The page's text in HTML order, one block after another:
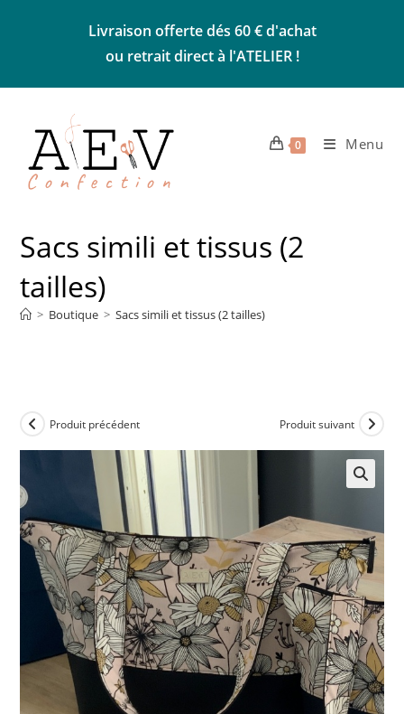
Livraison offerte dés 60 € d'achat
ou retrait direct à l'ATELIER !
0 Menu
Sacs simili et tissus (2
tailles)
> Boutique > Sacs simili et tissus (2 tailles)
Produit précédent Produit suivant